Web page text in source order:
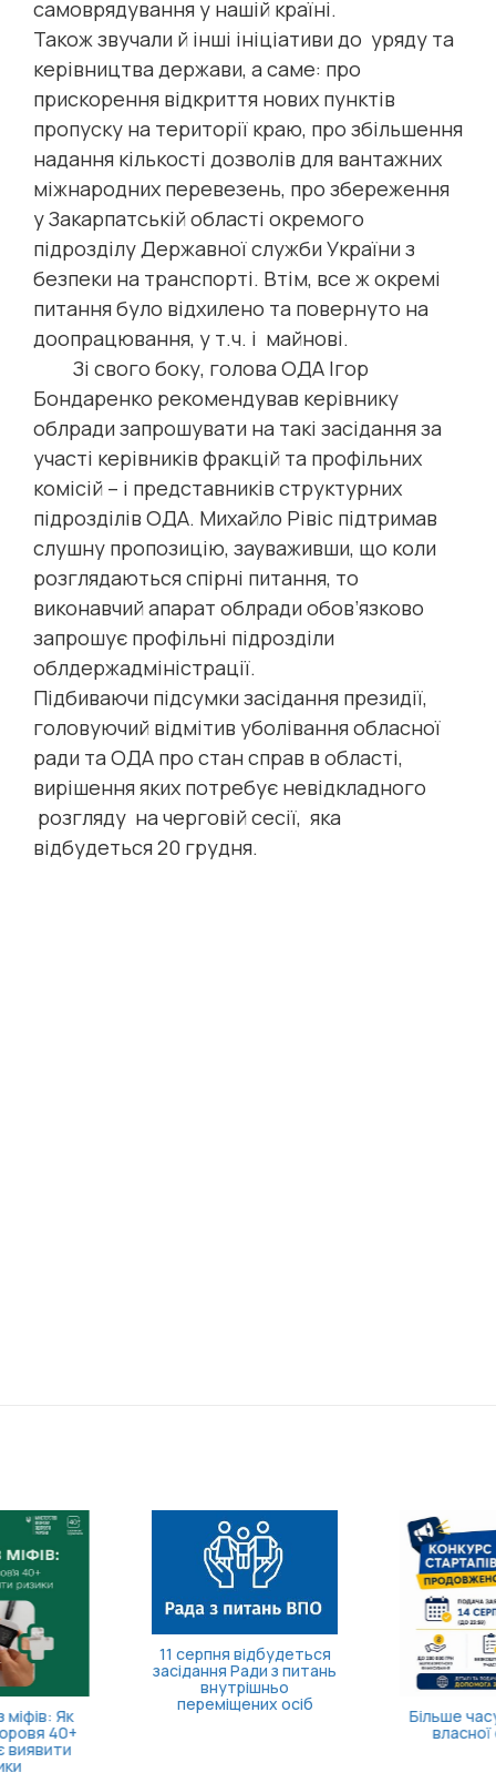
самоврядування у нашій країні.
Також звучали й інші ініціативи до уряду та
керівництва держави, а саме: про
прискорення відкриття нових пунктів
пропуску на території краю, про збільшення
надання кількості дозволів для вантажних
міжнародних перевезень, про збереження
у Закарпатській області окремого
підрозділу Державної служби України з
безпеки на транспорті. Втім, все ж окремі
питання було відхилено та повернуто на
доопрацювання, у т.ч. і майнові.
Зі свого боку, голова ОДА Ігор
Бондаренко рекомендував керівнику
облради запрошувати на такі засідання за
участі керівників фракцій та профільних
комісій – і представників структурних
підрозділів ОДА. Михайло Рівіс підтримав
слушну пропозицію, зауваживши, що коли
розглядаються спірні питання, то
виконавчий апарат облради обов’язково
запрошує профільні підрозділи
облдержадміністрації.
Підбиваючи підсумки засідання президії,
головуючий відмітив уболівання обласної
ради та ОДА про стан справ в області,
вирішення яких потребує невідкладного
розгляду на черговій сесії, яка
відбудеться 20 грудня.
11 серпня відбудеться
засідання Ради з питань
переміщених осіб
Більше часу на запуск